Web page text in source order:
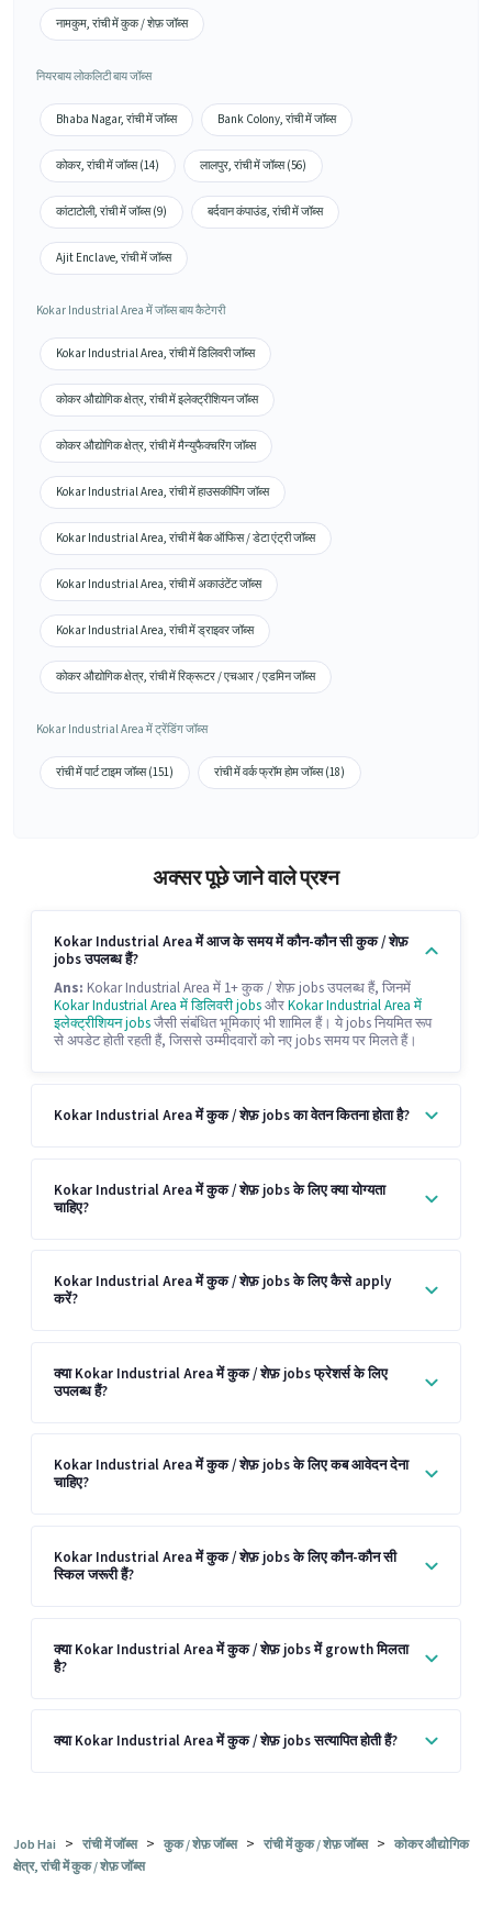
नामकुम, रांची में कुक / शेफ़ जॉब्स
नियरबाय लोकलिटी बाय जॉब्स
Bhaba Nagar, रांची में जॉब्स Bank Colony, रांची में जॉब्स
कोकर, रांची में जॉब्स (14) लालपुर, रांची में जॉब्स (56)
कांटाटोली, रांची में जॉब्स (9) बर्दवान कंपाउंड, रांची में जॉब्स
Ajit Enclave, रांची में जॉब्स
Kokar Industrial Area में जॉब्स बाय कैटेगरी
Kokar Industrial Area, रांची में डिलिवरी जॉब्स
कोकर औद्योगिक क्षेत्र, रांची में इलेक्ट्रीशियन जॉब्स
कोकर औद्योगिक क्षेत्र, रांची में मैन्युफैक्चरिंग जॉब्स
Kokar Industrial Area, रांची में हाउसकीपिंग जॉब्स
Kokar Industrial Area, रांची में बैक ऑफिस / डेटा एंट्री जॉब्स
Kokar Industrial Area, रांची में अकाउंटेंट जॉब्स
Kokar Industrial Area, रांची में ड्राइवर जॉब्स
कोकर औद्योगिक क्षेत्र, रांची में रिक्रूटर / एचआर / एडमिन जॉब्स
Kokar Industrial Area में ट्रेंडिंग जॉब्स
रांची में पार्ट टाइम जॉब्स (151) रांची में वर्क फ्रॉम होम जॉब्स (18)
अक्सर पूछे जाने वाले प्रश्न
Kokar Industrial Area में आज के समय में कौन-कौन सी कुक / शेफ़
jobs उपलब्ध हैं?
Ans: Kokar Industrial Area में 1+ कुक / शेफ़ jobs उपलब्ध हैं, जिनमें
Kokar Industrial Area में डिलिवरी jobsऔरKokar Industrial Area में
इलेक्ट्रीशियन jobsजैसी संबंधित भूमिकाएं भी शामिल हैं। ये jobs नियमित रूप
से अपडेट होती रहती हैं, जिससे उम्मीदवारों को नए jobs समय पर मिलते हैं।
Kokar Industrial Area में कुक / शेफ़ jobs का वेतन कितना होता है?
Kokar Industrial Area में कुक / शेफ़ jobs के लिए क्या योग्यता
चाहिए?
Kokar Industrial Area में कुक / शेफ़ jobs के लिए कैसे apply
करें?
क्या Kokar Industrial Area में कुक / शेफ़ jobs फ्रेशर्स के लिए
उपलब्ध हैं?
Kokar Industrial Area में कुक / शेफ़ jobs के लिए कब आवेदन देना
चाहिए?
Kokar Industrial Area में कुक / शेफ़ jobs के लिए कौन-कौन सी
स्किल जरूरी हैं?
क्या Kokar Industrial Area में कुक / शेफ़ jobs में growth मिलता
है?
क्या Kokar Industrial Area में कुक / शेफ़ jobs सत्यापित होती हैं?
Job Hai > रांची में जॉब्स > कुक / शेफ़ जॉब्स > रांची में कुक / शेफ़ जॉब्स > कोकर औद्योगिक
क्षेत्र, रांची में कुक / शेफ़ जॉब्स